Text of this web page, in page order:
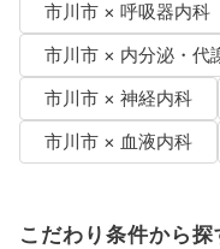
市川市 × 呼吸器内科
市川市 × 内分泌・代
市川市 × 神経内科
市川市 × 血液内科
こだわり条件から探